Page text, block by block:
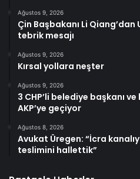
Ağustos 9, 2026
Çin Başbakanı Li Qiang’dan
tebrik mesajı
Ağustos 9, 2026
Kırsal yollara neşter
Ağustos 9, 2026
3 CHP’li belediye başkanı
AKP’ye geçiyor
Ağustos 8, 2026
Avukat Üregen: “İcra
teslimini hallettik”